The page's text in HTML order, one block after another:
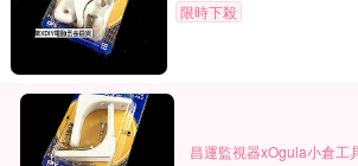
限時下殺
昌運監視器xOgula小倉工